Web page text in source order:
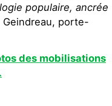
populaire, ancrée
Geindreau, porte-
des mobilisations